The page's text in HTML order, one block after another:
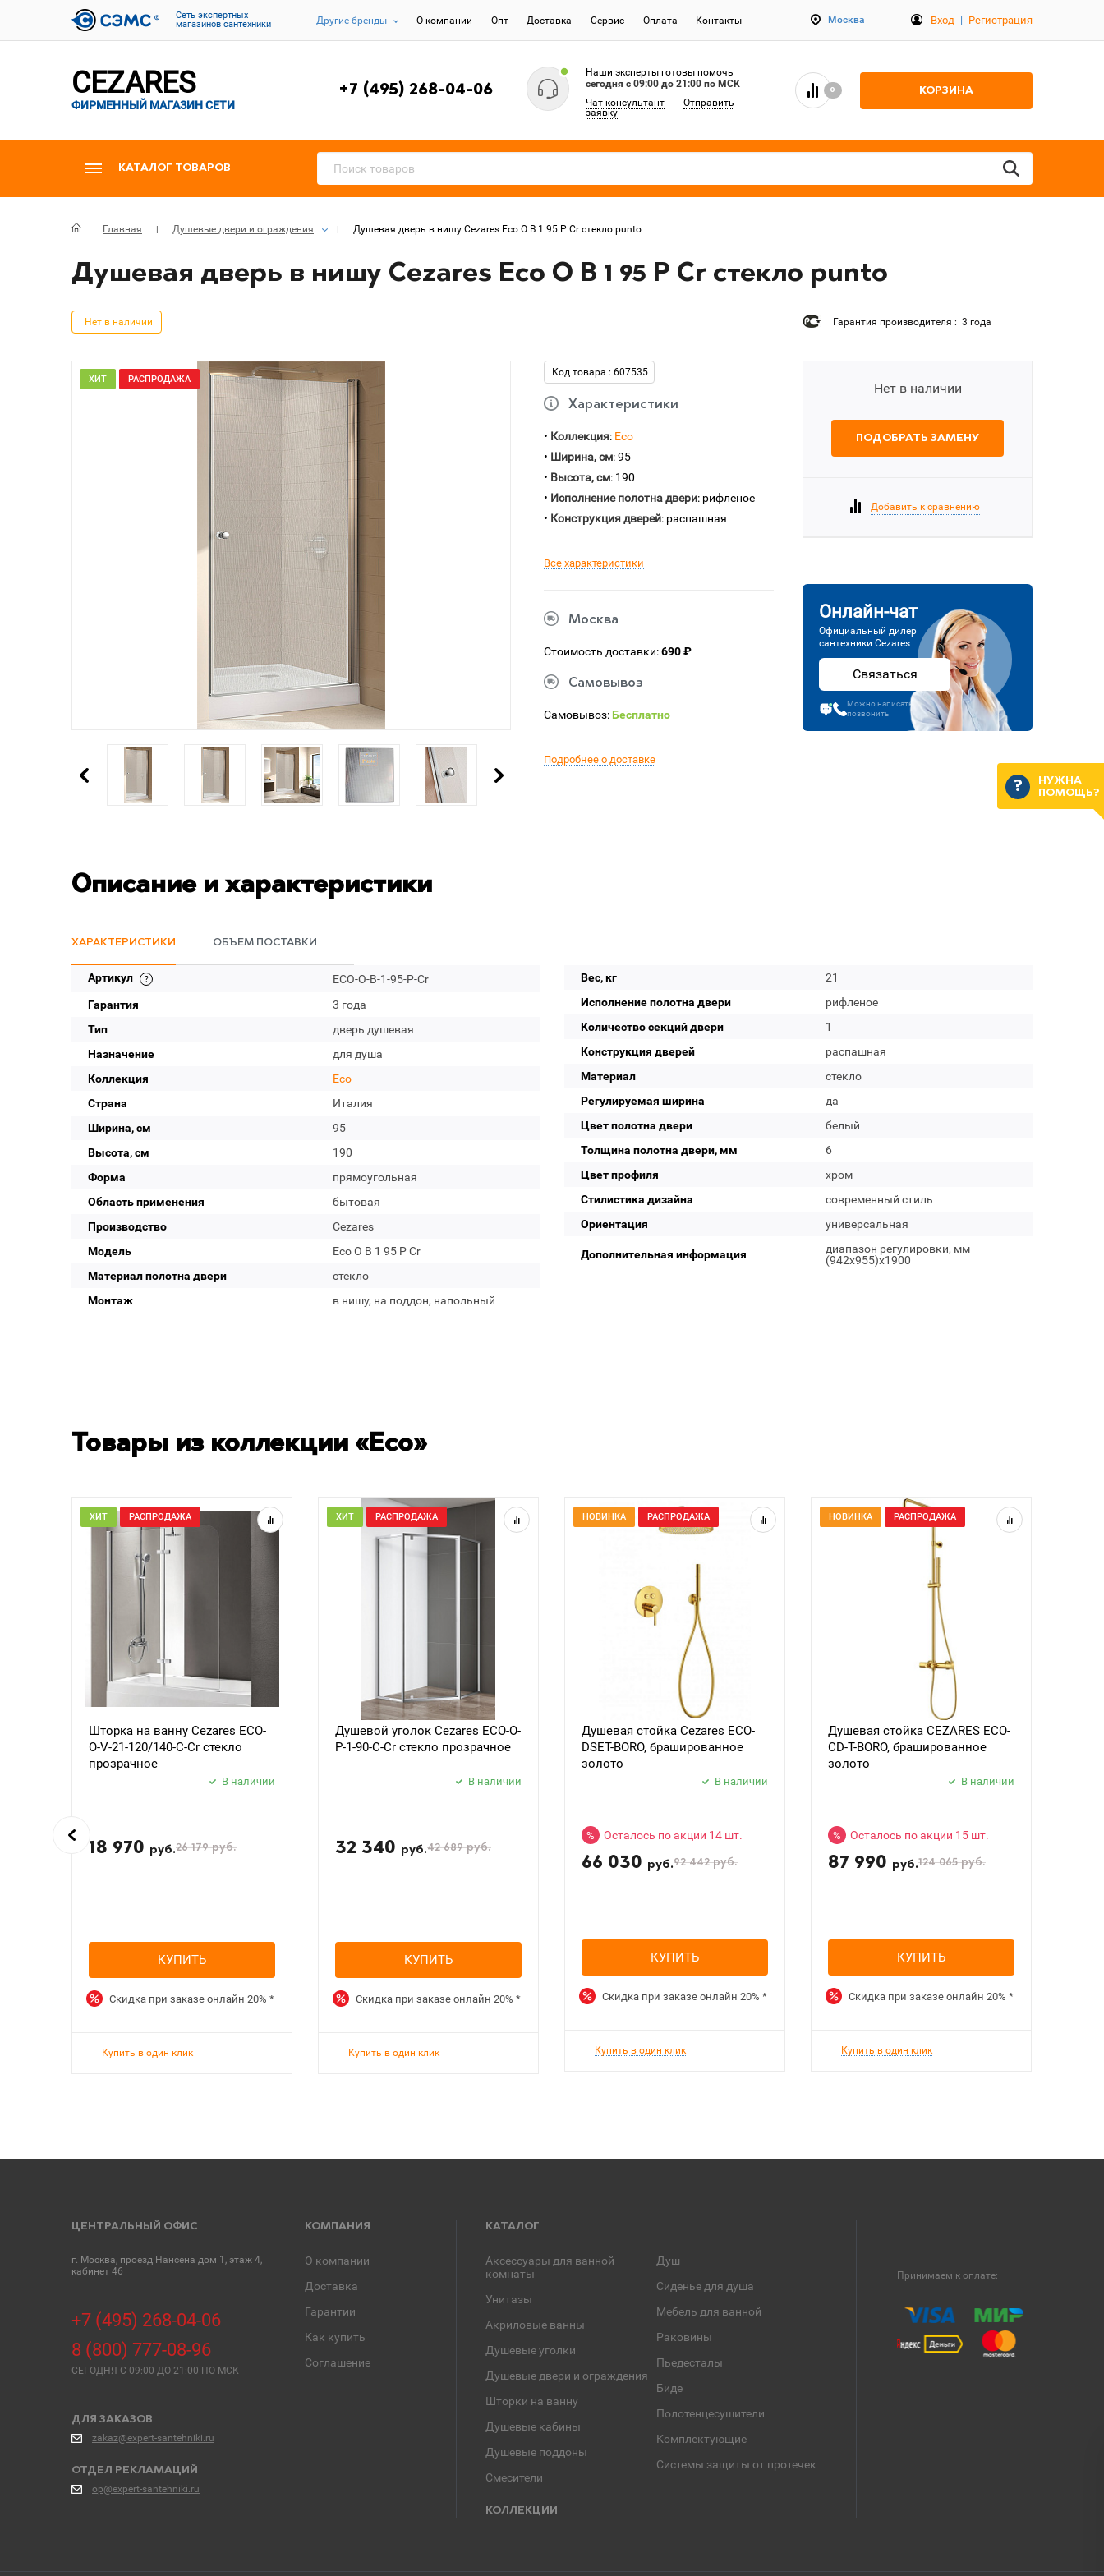
Cеть экспертных
магазинов сантехники
Другие бренды О компании Опт Доставка Сервис Оплата Контакты Москва Вход | Регистрация
CEZARES
ФИРМЕННЫЙ МАГАЗИН СЕТИ
+7 (495) 268-04-06
Наши эксперты готовы помочь
сегодня c 09:00 до 21:00 по МСК
Чат консультант
Отправить
заявку
0 КОРЗИНА
КАТАЛОГ ТОВАРОВ
Главная Душевые двери и ограждения Душевая дверь в нишу Cezares Eco O B 1 95 P Cr стекло punto
Душевая дверь в нишу Cezares Eco O B 1 95 P Cr стекло punto
Нет в наличии Гарантия производителя : 3 года
ХИТ РАСПРОДАЖА
Код товара : 607535
Характеристики
• Коллекция: Eco
• Ширина, см: 95
• Высота, см: 190
• Исполнение полотна двери: рифленое
• Конструкция дверей: распашная
Все характеристики
Москва
Стоимость доставки:690 ₽
Самовывоз
Самовывоз:Бесплатно
Подробнее о доставке
Нет в наличии
ПОДОБРАТЬ ЗАМЕНУ
Добавить к сравнению
Онлайн-чат
Официальный дилер
сантехники Cezares
Связаться
Можно написать или
позвонить
Описание и характеристики
ХАРАКТЕРИСТИКИ ОБЪЕМ ПОСТАВКИ
Артикул
ECO-O-B-1-95-P-Cr
Гарантия
3 года
Тип
дверь душевая
Назначение
для душа
Коллекция
Eco
Страна
Италия
Ширина, см
95
Высота, см
190
Форма
прямоугольная
Область применения
бытовая
Производство
Cezares
Модель
Eco O B 1 95 P Cr
Материал полотна двери
стекло
Монтаж
в нишу, на поддон, напольный
Вес, кг
21
Исполнение полотна двери
рифленое
Количество секций двери
1
Конструкция дверей
распашная
Материал
стекло
Регулируемая ширина
да
Цвет полотна двери
белый
Толщина полотна двери, мм
6
Цвет профиля
хром
Стилистика дизайна
современный стиль
Ориентация
универсальная
Дополнительная информация
диапазон регулировки, мм
(942x955)x1900
Товары из коллекции «Eco»
ХИТ РАСПРОДАЖА
Шторка на ванну Cezares ECO-
O-V-21-120/140-C-Cr стекло
прозрачное
В наличии
18 970 руб.26 179руб.
КУПИТЬ
Скидка при заказе онлайн 20% *
Купить в один клик
ХИТ РАСПРОДАЖА
Душевой уголок Cezares ECO-O-
P-1-90-C-Cr стекло прозрачное
В наличии
32 340 руб.42 689руб.
КУПИТЬ
Скидка при заказе онлайн 20% *
Купить в один клик
НОВИНКА РАСПРОДАЖА
Душевая стойка Cezares ECO-
DSET-BORO, брашированное
золото
В наличии
% Осталось по акции 14 шт.
66 030 руб.92 442руб.
КУПИТЬ
Скидка при заказе онлайн 20% *
Купить в один клик
НОВИНКА РАСПРОДАЖА
Душевая стойка CEZARES ECO-
CD-T-BORO, брашированное
золото
В наличии
% Осталось по акции 15 шт.
87 990 руб.124 065руб.
КУПИТЬ
Скидка при заказе онлайн 20% *
Купить в один клик
ЦЕНТРАЛЬНЫЙ ОФИС
г. Москва, проезд Нансена дом 1, этаж 4,
кабинет 46
+7 (495) 268-04-06
8 (800) 777-08-96
СЕГОДНЯ C 09:00 ДО 21:00 ПО МСК
ДЛЯ ЗАКАЗОВ
zakaz@expert-santehniki.ru
ОТДЕЛ РЕКЛАМАЦИЙ
op@expert-santehniki.ru
КОМПАНИЯ
О компании
Доставка
Гарантии
Как купить
Соглашение
КАТАЛОГ
Аксессуары для ванной
комнаты
Унитазы
Акриловые ванны
Душевые уголки
Душевые двери и ограждения
Шторки на ванну
Душевые кабины
Душевые поддоны
Смесители
Душ
Сиденье для душа
Мебель для ванной
Раковины
Пьедесталы
Биде
Полотенцесушители
Комплектующие
Системы защиты от протечек
КОЛЛЕКЦИИ
Принимаем к оплате:
НУЖНА
ПОМОЩЬ?